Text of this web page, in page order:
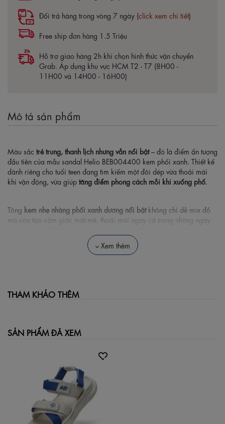
Đổi trả hàng trong vòng 7 ngày (click xem chi tiết)
Free ship đơn hàng 1.5 Triệu
Hỗ trợ giao hàng 2h khi chọn hình thức vận chuyển
Grab. Áp dụng khu vực HCM T2 - T7 (8H00 -
11H00 và 14H00 - 16H00)
Mô tả sản phẩm
Màu sắc trẻ trung, thanh lịch nhưng vẫn nổi bật– đó là điểm ấn tượng
đầu tiên của mẫu sandal Helio BEB004400 kem phối xanh. Thiết kế
dành riêng cho tuổi teen đang tìm kiếm một đôi dép vừa thoải mái
khi vận động, vừa giúp tăng điểm phong cách mỗi khi xuống phố
Tông kem nhẹ nhàng phối xanh dương nổi bậtkhông chỉ dễ mix đồ
mà còn tạo cảm giác mát mẻ, thoải mái ngay cả trong những ngày
chân, kèm lớp đệm êm nhẹ, giúp bạn thoải mái di chuyển cả ngày
tối ưu trong các hoạt động như đi học, tham gia ngoại khóa hay đi
du lịch. Ngoài ra, họa tiết mặt trời tươi vui là điểm nhấn thể hiện tinh
Đây chính là mẫu dép hoàn hảo cho teen hiện đại – vừa “chất”, vừa
Đặc điểm nổi bật (Bullet points):
Màu kem phối xanh dương dễ thương, mát mắt
Quai dán chắc chắn, điều chỉnh dễ dàng
Xem thêm
THAM KHẢO THÊM
SẢN PHẨM ĐÃ XEM